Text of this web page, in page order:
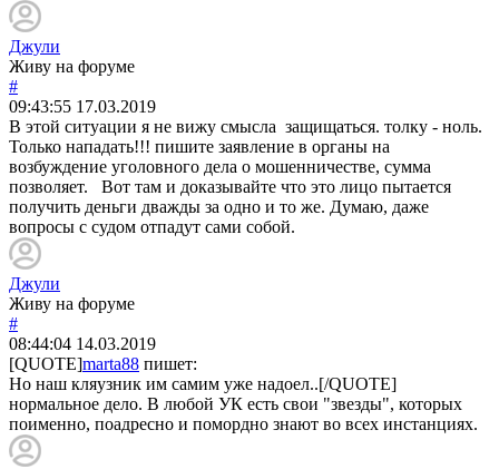
Джули
Живу на форуме
#
09:43:55 17.03.2019
В этой ситуации я не вижу смысла защищаться. толку - ноль.
Только нападать!!! пишите заявление в органы на
возбуждение уголовного дела о мошенничестве, сумма
позволяет. Вот там и доказывайте что это лицо пытается
получить деньги дважды за одно и то же. Думаю, даже
вопросы с судом отпадут сами собой.
Джули
Живу на форуме
#
08:44:04 14.03.2019
[QUOTE]marta88 пишет:
Но наш кляузник им самим уже надоел..[/QUOTE]
нормальное дело. В любой УК есть свои "звезды", которых
поименно, поадресно и помордно знают во всех инстанциях.